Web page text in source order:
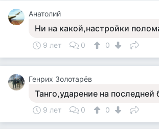
Анатолий
Ни на какой,настройки
9 лет 0 0
Генрих Золотарёв
Танго,ударение на последней
9 лет 0 0